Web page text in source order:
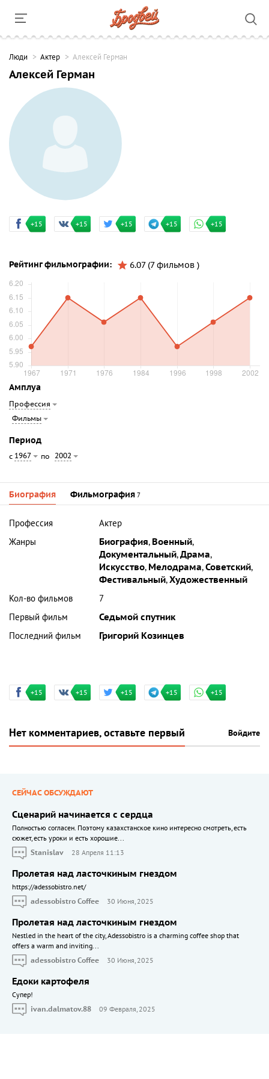
Люди Актер Алексей Герман
Алексей Герман
+15 +15 +15 +15 +15
Рейтинг фильмографии: 6.07 (7 фильмов )
Амплуа
Профессия
Фильмы
Период
с 1967 по 2002
Биография Фильмография 7
Профессия
Актер
Жанры
Биография, Военный,
Документальный,Драма,
Искусство, Мелодрама,Советский,
Фестивальный,Художественный
Кол-во фильмов
7
Первый фильм
Седьмой спутник
Последний фильм
Григорий Козинцев
+15 +15 +15 +15 +15
Нет комментариев, оставьте первый Войдите
СЕЙЧАС ОБСУЖДАЮТ
Сценарий начинается с сердца
Полностью согласен. Поэтому казахстанское кино интересно смотреть, есть
сюжет, есть уроки и есть хорошие...
Stanislav
28 Апреля 11:13
Пролетая над ласточкиным гнездом
https://adessobistro.net/
adessobistro Coffee
30 Июня, 2025
Пролетая над ласточкиным гнездом
Nestled in the heart of the city, Adessobistro is a charming coffee shop that
offers a warm and inviting...
adessobistro Coffee
30 Июня, 2025
Едоки картофеля
Cупер!
ivan.dalmatov.88
09 Февраля, 2025